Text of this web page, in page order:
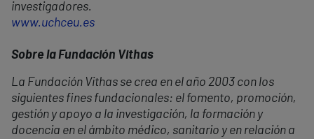
investigadores.
www.uchceu.es
Sobre la Fundación Vithas
La Fundación Vithas se crea en el año 2003 con los
siguientes fines fundacionales: el fomento, promoción,
gestión y apoyo a la investigación, la formación y
docencia en el ámbito médico, sanitario y en relación a